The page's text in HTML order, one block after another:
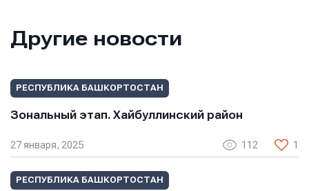
Другие новости
РЕСПУБЛИКА БАШКОРТОСТАН
Зональный этап. Хайбуллинский район
27 января, 2025 112 1
РЕСПУБЛИКА БАШКОРТОСТАН